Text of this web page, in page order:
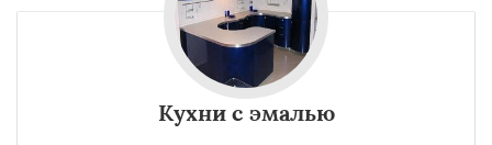
Кухни с эмалью